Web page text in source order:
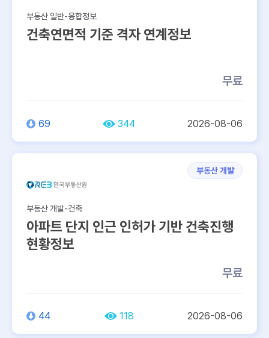
부동산 일반-융합정보
건축연면적 기준 격자 연계정보
무료
69 344 2026-08-06
부동산 개발
부동산 개발-건축
아파트 단지 인근 인허가 기반 건축진행
현황정보
무료
44 118 2026-08-06